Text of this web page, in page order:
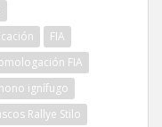
FIA
FIA
ignífugo
Rallye Stilo